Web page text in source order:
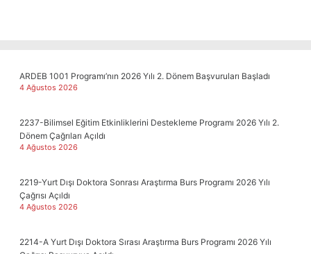
ARDEB 1001 Programı’nın 2026 Yılı 2. Dönem Başvuruları Başladı
4 Ağustos 2026
2237-Bilimsel Eğitim Etkinliklerini Destekleme Programı 2026 Yılı 2.
Dönem Çağrıları Açıldı
4 Ağustos 2026
2219-Yurt Dışı Doktora Sonrası Araştırma Burs Programı 2026 Yılı
Çağrısı Açıldı
4 Ağustos 2026
2214-A Yurt Dışı Doktora Sırası Araştırma Burs Programı 2026 Yılı